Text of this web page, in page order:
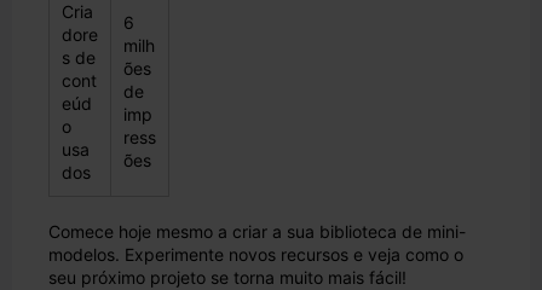
Cria
dore
s de
cont
eúd
o
usa
dos
6
milh
ões
de
imp
ress
ões
Comece hoje mesmo a criar a sua biblioteca de mini-
modelos. Experimente novos recursos e veja como o
seu próximo projeto se torna muito mais fácil!